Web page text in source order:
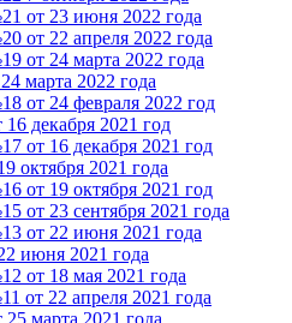
от 23 июня 2022 года
от 22 апреля 2022 года
от 24 марта 2022 года
марта 2022 года
от 24 февраля 2022 год
декабря 2021 год
от 16 декабря 2021 год
октября 2021 года
от 19 октября 2021 год
от 23 сентября 2021 года
от 22 июня 2021 года
июня 2021 года
от 18 мая 2021 года
от 22 апреля 2021 года
марта 2021 года